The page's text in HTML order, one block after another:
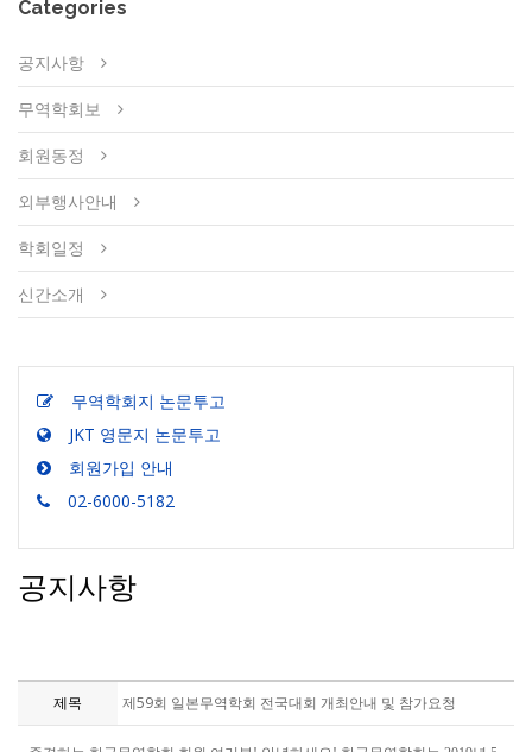
Categories
공지사항
무역학회보
회원동정
외부행사안내
학회일정
신간소개
무역학회지 논문투고
JKT 영문지 논문투고
회원가입 안내
02-6000-5182
공지사항
제목 제59회 일본무역학회 전국대회 개최안내 및 참가요청